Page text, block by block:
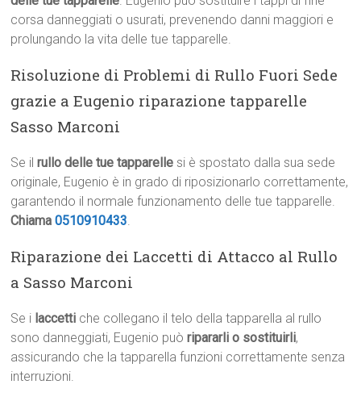
corsa danneggiati o usurati, prevenendo danni maggiori e
prolungando la vita delle tue tapparelle.
Risoluzione di Problemi di Rullo Fuori Sede
grazie a Eugenio riparazione tapparelle
Sasso Marconi
Se ilrullo delle tue tapparelle si è spostato dalla sua sede
originale, Eugenio è in grado di riposizionarlo correttamente,
garantendo il normale funzionamento delle tue tapparelle.
Chiama0510910433.
Riparazione dei Laccetti di Attacco al Rullo
a Sasso Marconi
Se i laccetti che collegano il telo della tapparella al rullo
sono danneggiati, Eugenio puòripararli o sostituirli,
assicurando che la tapparella funzioni correttamente senza
interruzioni.